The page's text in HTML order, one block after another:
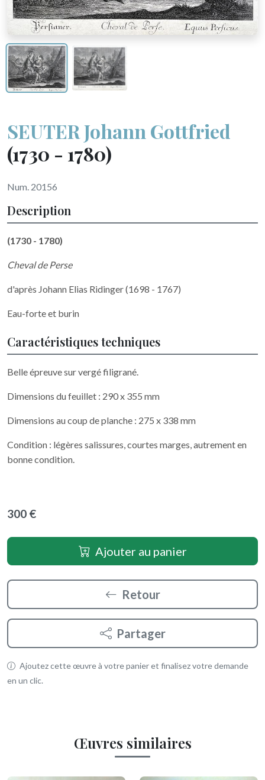
SEUTER Johann Gottfried
(1730 - 1780)
Num. 20156
Description
(1730 - 1780)
Cheval de Perse
d'après Johann Elias Ridinger (1698 - 1767)
Eau-forte et burin
Caractéristiques techniques
Belle épreuve sur vergé filigrané.
Dimensions du feuillet : 290 x 355 mm
Dimensions au coup de planche : 275 x 338 mm
Condition : légères salissures, courtes marges, autrement en
bonne condition.
300 €
Ajouter au panier
Retour
Partager
Ajoutez cette œuvre à votre panier et finalisez votre demande
en un clic.
Œuvres similaires